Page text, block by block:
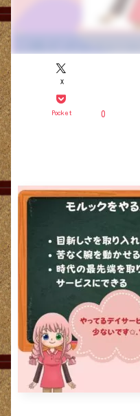
X
Pocket 0